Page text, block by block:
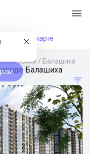
На карте
/ Балашиха
Балашиха